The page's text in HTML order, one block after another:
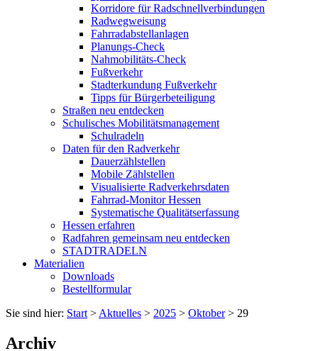
Korridore für Radschnellverbindungen
Radwegweisung
Fahrradabstellanlagen
Planungs-Check
Nahmobilitäts-Check
Fußverkehr
Stadterkundung Fußverkehr
Tipps für Bürgerbeteiligung
Straßen neu entdecken
Schulisches Mobilitätsmanagement
Schulradeln
Daten für den Radverkehr
Dauerzählstellen
Mobile Zählstellen
Visualisierte Radverkehrsdaten
Fahrrad-Monitor Hessen
Systematische Qualitätserfassung
Hessen erfahren
Radfahren gemeinsam neu entdecken
STADTRADELN
Materialien
Downloads
Bestellformular
Sie sind hier: Start > Aktuelles > 2025 > Oktober> 29
Archiv